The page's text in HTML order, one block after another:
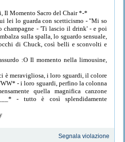
Il Momento Sacro del Chair *-*
lei lo guarda con scetticismo - "Mi so
champagne - 'Ti lascio il drink' - e poi
sulla spalla, lo sguardo sensuale,
di Chuck, così belli e sconvolti e
:O Il momento nella limousine,
è meravigliosa, i loro sguardi, il colore
- i loro sguardi, perfino la colonna
quella magnifica canzone
- tutto è così splendidamente
Segnala violazione